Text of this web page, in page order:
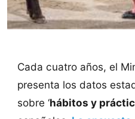
Cada cuatro años, el
presenta los datos
sobre ‘hábitos y